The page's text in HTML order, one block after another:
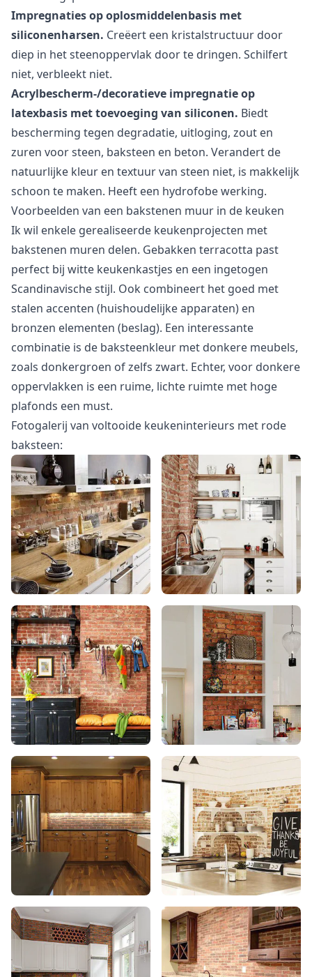
Impregnaties op oplosmiddelenbasis met
siliconenharsen. Creëert een kristalstructuur door
diep in het steenoppervlak door te dringen. Schilfert
niet, verbleekt niet.
Acrylbescherm-/decoratieve impregnatie op
latexbasis met toevoeging van siliconen. Biedt
bescherming tegen degradatie, uitloging, zout en
zuren voor steen, baksteen en beton. Verandert de
natuurlijke kleur en textuur van steen niet, is makkelijk
schoon te maken. Heeft een hydrofobe werking.
Voorbeelden van een bakstenen muur in de keuken
Ik wil enkele gerealiseerde keukenprojecten met
bakstenen muren delen. Gebakken terracotta past
perfect bij witte keukenkastjes en een ingetogen
Scandinavische stijl. Ook combineert het goed met
stalen accenten (huishoudelijke apparaten) en
bronzen elementen (beslag). Een interessante
combinatie is de baksteenkleur met donkere meubels,
zoals donkergroen of zelfs zwart. Echter, voor donkere
oppervlakken is een ruime, lichte ruimte met hoge
plafonds een must.
Fotogalerij van voltooide keukeninterieurs met rode
baksteen: